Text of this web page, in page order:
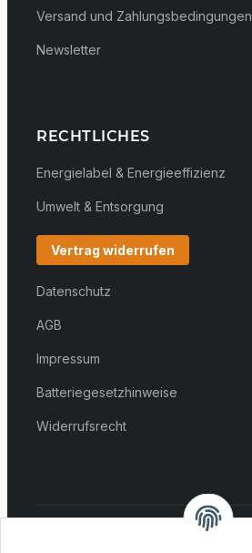
Versand und Zahlungsbedingungen
Newsletter
RECHTLICHES
Energielabel & Energieeffizienz
Umwelt & Entsorgung
Vertrag widerrufen
Datenschutz
AGB
Impressum
Batteriegesetzhinweise
Widerrufsrecht